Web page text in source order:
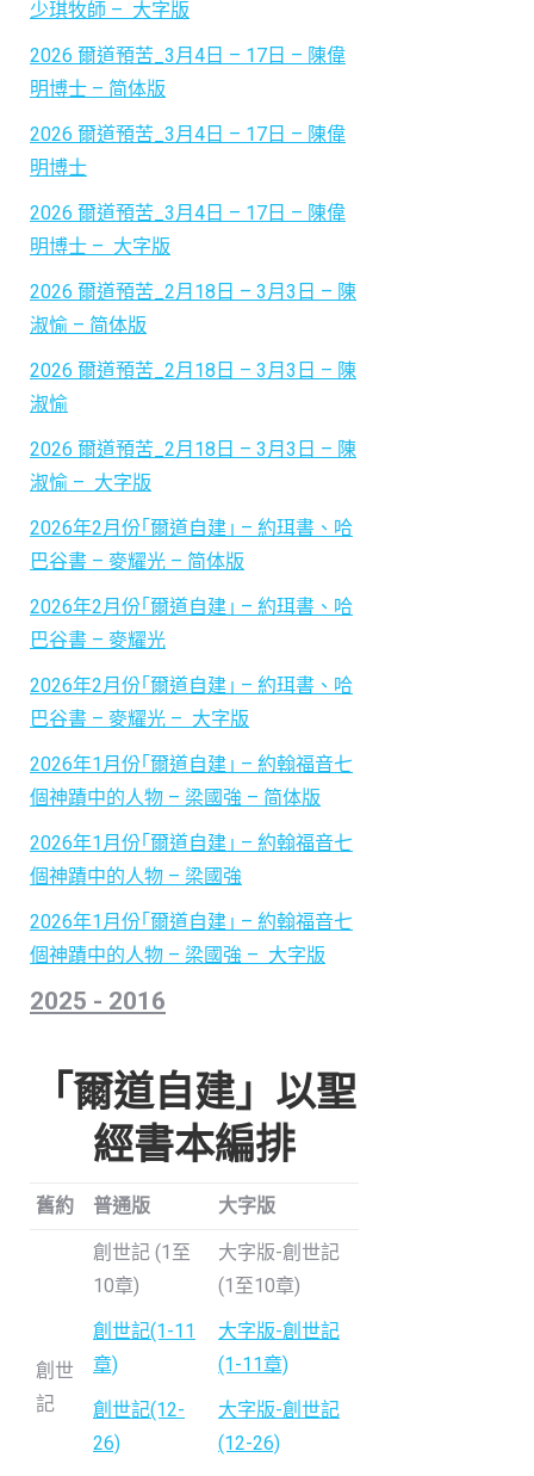
少琪牧師 – 大字版
2026 爾道預苦_3月4日 – 17日 – 陳偉
明博士 – 简体版
2026 爾道預苦_3月4日 – 17日 – 陳偉
明博士
2026 爾道預苦_3月4日 – 17日 – 陳偉
明博士 – 大字版
2026 爾道預苦_2月18日 – 3月3日 – 陳
淑愉 – 简体版
2026 爾道預苦_2月18日 – 3月3日 – 陳
淑愉
2026 爾道預苦_2月18日 – 3月3日 – 陳
淑愉 – 大字版
2026年2月份｢爾道自建｣ – 約珥書、哈
巴谷書 – 麥耀光 – 简体版
2026年2月份｢爾道自建｣ – 約珥書、哈
巴谷書 – 麥耀光
2026年2月份｢爾道自建｣ – 約珥書、哈
巴谷書 – 麥耀光 – 大字版
2026年1月份｢爾道自建｣ – 約翰福音七
個神蹟中的人物 – 梁國強 – 简体版
2026年1月份｢爾道自建｣ – 約翰福音七
個神蹟中的人物 – 梁國強
2026年1月份｢爾道自建｣ – 約翰福音七
個神蹟中的人物 – 梁國強 – 大字版
2025 - 2016
「爾道自建」以聖
經書本編排
舊約 普通版 大字版
創世
記
創世記 (1至
10章)
創世記(1-11
章)
創世記(12-
26)
大字版-創世記
(1至10章)
大字版-創世記
(1-11章)
大字版-創世記
(12-26)